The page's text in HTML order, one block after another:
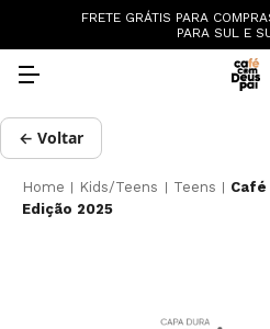
FRETE GRÁTIS PARA
PARA SUL E
← Voltar
Home Kids/Teens Teens
Café
Edição 2025